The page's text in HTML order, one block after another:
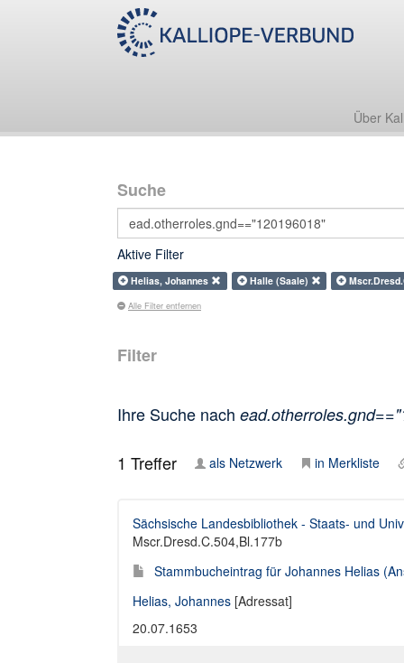
Über
Suche
Aktive Filter
Helias, Johannes Halle (Saale)
Alle Filter entfernen
Filter
Ihre Suche nach
1 Treffer als Netzwerk in Merkliste
Sächsische Landesbibliothek - Staats- und
Mscr.Dresd.C.504,Bl.177b
Stammbucheintrag für Johannes Helias
Helias, Johannes [Adressat]
20.07.1653